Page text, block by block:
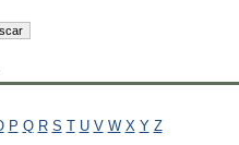
P Q R S T U V W X Y Z